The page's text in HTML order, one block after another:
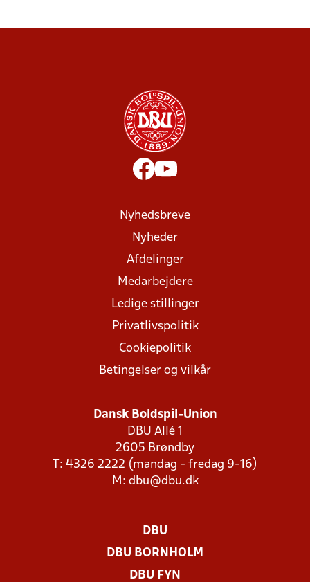
Nyhedsbreve
Nyheder
Afdelinger
Medarbejdere
Ledige stillinger
Privatlivspolitik
Cookiepolitik
Betingelser og vilkår
Dansk Boldspil-Union
DBU Allé 1
2605 Brøndby
T: 4326 2222 (mandag - fredag 9-16)
M: dbu@dbu.dk
DBU
DBU BORNHOLM
DBU FYN